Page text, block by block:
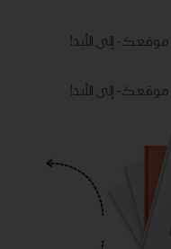
- ​​إلى الأبد!
- ​​إلى الأبد!